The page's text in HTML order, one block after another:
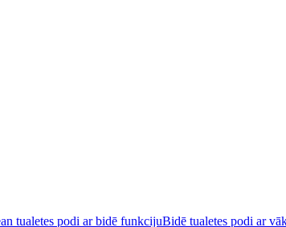
tualetes podi ar bidē funkcijuBidē tualetes podi ar